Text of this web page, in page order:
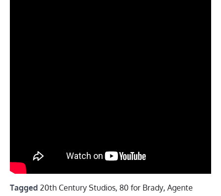
Tagged 20th Century Studios, 80 for Brady, Agente